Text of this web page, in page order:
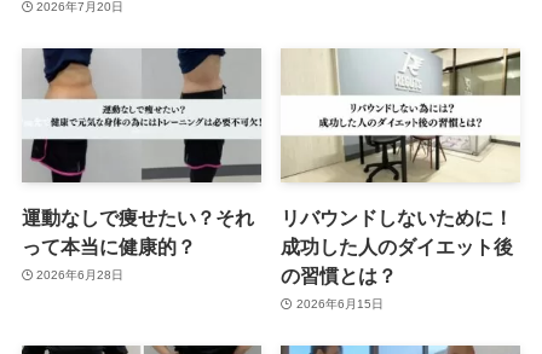
2026年7月20日
運動なしで痩せたい？それ
って本当に健康的？
2026年6月28日
リバウンドしないために！
成功した人のダイエット後
の習慣とは？
2026年6月15日